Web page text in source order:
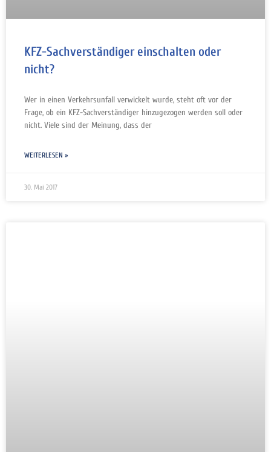
KFZ-Sachverständiger einschalten oder
nicht?
Wer in einen Verkehrsunfall verwickelt wurde, steht oft vor der
Frage, ob ein KFZ-Sachverständiger hinzugezogen werden soll oder
nicht. Viele sind der Meinung, dass der
WEITERLESEN »
30. Mai 2017